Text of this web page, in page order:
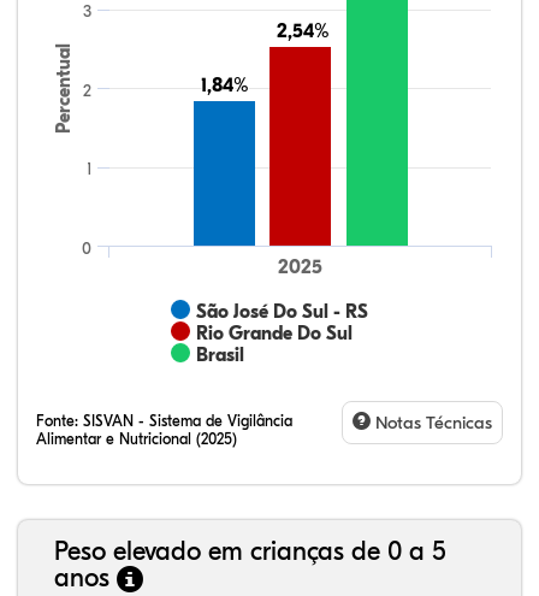
Percentual 1,84%
1,84%
2,54%
2,54%
São José Do Sul - RS
Rio Grande Do Sul
Brasil
2025
0
1
2
3
Fonte: SISVAN - Sistema de Vigilância
Alimentar e Nutricional (2025)
Notas Técnicas
Peso elevado em crianças de 0 a 5
anos